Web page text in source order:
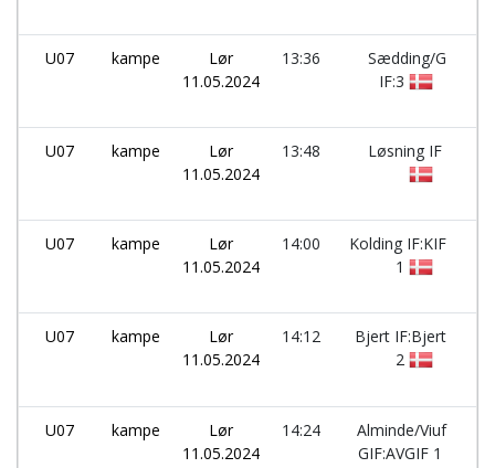
U07 kampe
Lør
11.05.2024
13:36
Sædding/G
IF:3
U07 kampe
Lør
11.05.2024
13:48 Løsning IF
U07 kampe
Lør
11.05.2024
14:00
Kolding IF:KIF
1
U07 kampe
Lør
11.05.2024
14:12
Bjert IF:Bjert
2
U07 kampe
Lør
11.05.2024
14:24
Alminde/Viuf
GIF:AVGIF 1